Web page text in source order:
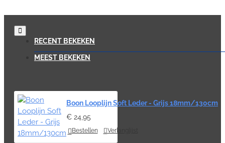
RECENT BEKEKEN
MEEST BEKEKEN
Boon Looplijn Soft Leder - Grijs 18mm/130cm
€ 24,95
Bestellen Verlanglijst